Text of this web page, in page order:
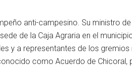
anti-campesino. Su ministro
de la Caja Agraria en el
y a representantes de los gremios
como Acuerdo de Chicoral,